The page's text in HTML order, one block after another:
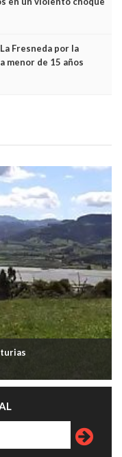
Fresneda por la
menor de 15 años